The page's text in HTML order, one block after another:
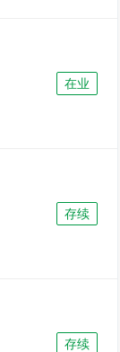
在业
存续
存续